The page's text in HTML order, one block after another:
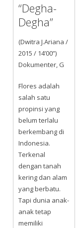
“Degha-
Degha”
(Dwitra J.Ariana /
2015 / 14’00”)
Dokumenter, G
Flores adalah
salah satu
propinsi yang
belum terlalu
berkembang di
Indonesia.
Terkenal
dengan tanah
kering dan alam
yang berbatu.
Tapi dunia anak-
anak tetap
memiliki